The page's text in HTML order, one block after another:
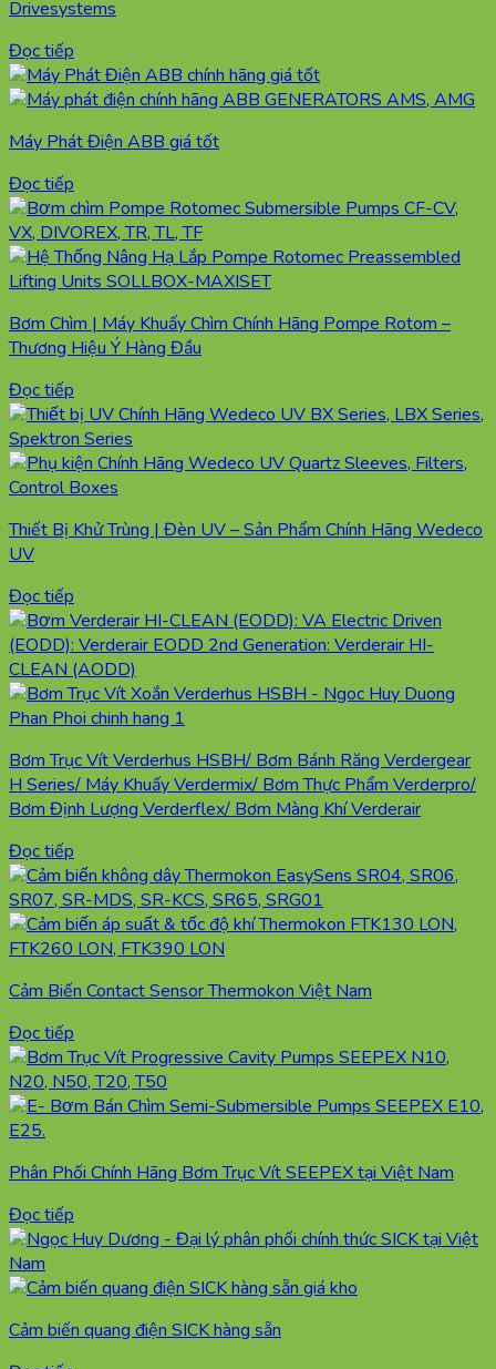
Drivesystems
Đọc tiếp
Máy Phát Điện ABB giá tốt
Đọc tiếp
Bơm Chìm | Máy Khuấy Chìm Chính Hãng Pompe Rotom –
Thương Hiệu Ý Hàng Đầu
Đọc tiếp
Thiết Bị Khử Trùng | Đèn UV – Sản Phẩm Chính Hãng Wedeco
UV
Đọc tiếp
Bơm Trục Vít Verderhus HSBH/ Bơm Bánh Răng Verdergear
H Series/ Máy Khuấy Verdermix/ Bơm Thực Phẩm Verderpro/
Bơm Định Lượng Verderflex/ Bơm Màng Khí Verderair
Đọc tiếp
Cảm Biến Contact Sensor Thermokon Việt Nam
Đọc tiếp
Phân Phối Chính Hãng Bơm Trục Vít SEEPEX tại Việt Nam
Đọc tiếp
Cảm biến quang điện SICK hàng sẵn